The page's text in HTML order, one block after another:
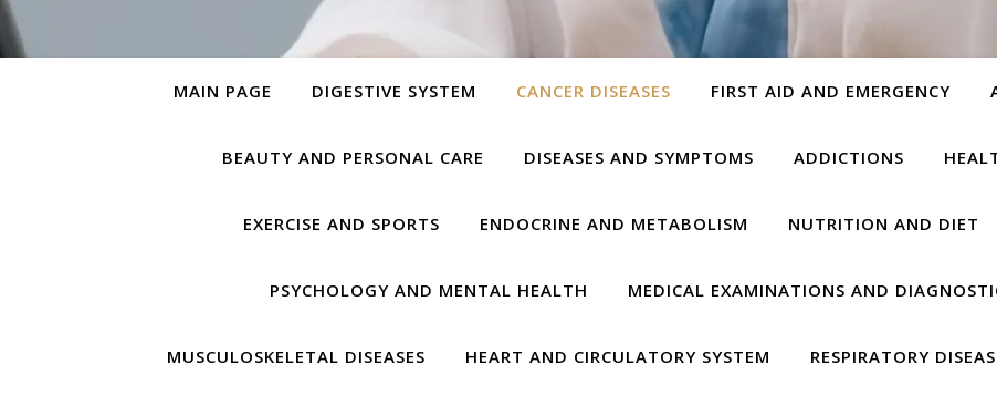
MAIN PAGE DIGESTIVE SYSTEM CANCER DISEASES FIRST AID AND EMERGENCY
BEAUTY AND PERSONAL CARE DISEASES AND SYMPTOMS ADDICTIONS
EXERCISE AND SPORTS ENDOCRINE AND METABOLISM NUTRITION AND DIET
PSYCHOLOGY AND MENTAL HEALTH MEDICAL EXAMINATIONS AND
MUSCULOSKELETAL DISEASES HEART AND CIRCULATORY SYSTEM RESPIRATORY